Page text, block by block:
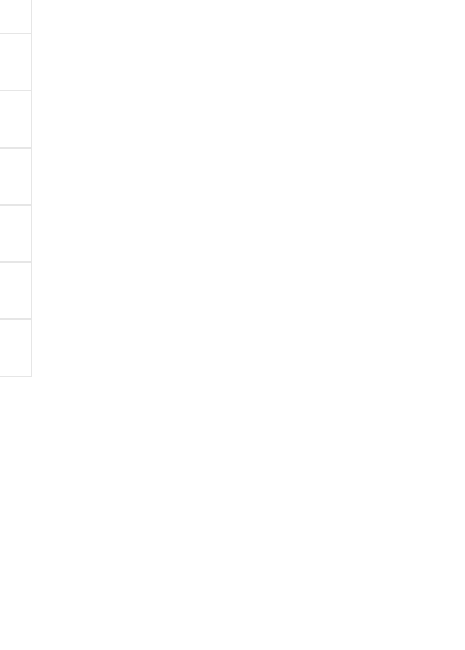
を証明するものではありません。
での期間は出荷製品に未対応品が